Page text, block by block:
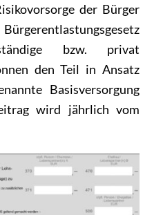
der Bürger
bzw. privat
den Teil in Ansatz
Basisversorgung
wird jährlich vom